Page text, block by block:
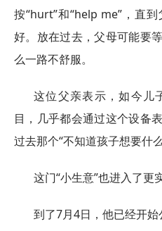
按“hurt”和“help me”，直
好。放在过去，父母可能要
么一路不舒服。
这位父亲表示，如今儿
目，几乎都会通过这个设备
过去那个“不知道孩子想要什
这门“小生意”也进入了更
到了7月4日，他已经开始